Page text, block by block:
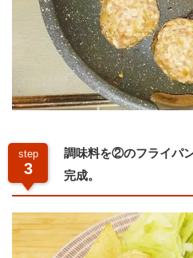
step
3
調味料を②のフライパ
完成。